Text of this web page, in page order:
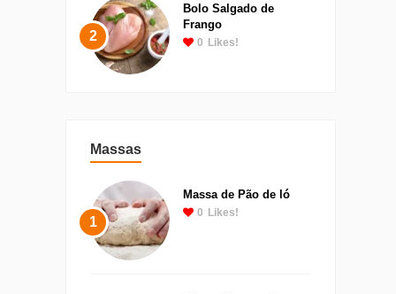
2
Bolo Salgado de
Frango
0 Likes!
Massas
1
Massa de Pão de ló
0 Likes!